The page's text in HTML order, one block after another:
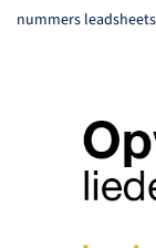
nummers leadsheets